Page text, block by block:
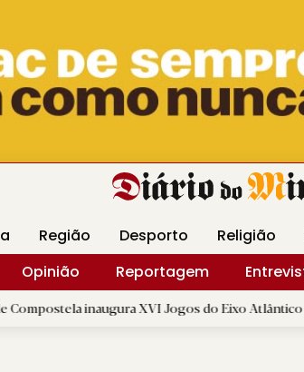
Revista Minha Gráfica DM
Região Desporto Religião
Opinião
Reportagem
XVI Jogos do Eixo Atlântico com mais de